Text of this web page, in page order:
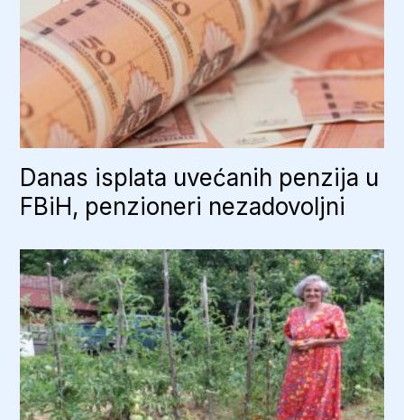
Danas isplata uvećanih penzija u
FBiH, penzioneri nezadovoljni